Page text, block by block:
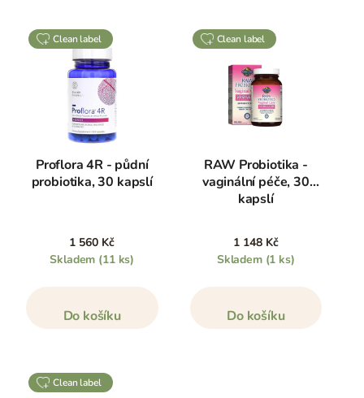
clean label
Proflora 4R - půdní
probiotika, 30 kapslí
1 560 Kč
Skladem (11 ks)
Do košíku
clean label
RAW Probiotika -
vaginální péče, 30
kapslí
1 148 Kč
Skladem (1 ks)
Do košíku
clean label